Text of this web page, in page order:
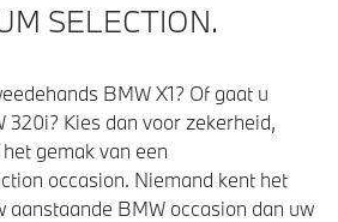
SELECTION.
BMW X1? Of gaat u
320i? Kies dan voor zekerheid,
gemak van een
occasion. Niemand kent het
aanstaande BMW occasion dan uw